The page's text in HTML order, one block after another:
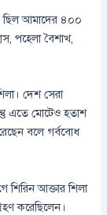
ছিল আমাদের ৪০০
পহেলা বৈশাখ,
দেশ সেরা
এতে মোটেও হতাশ
বলে গর্ববোধ
শিরিন আক্তার শিলা
করেছিলেন।